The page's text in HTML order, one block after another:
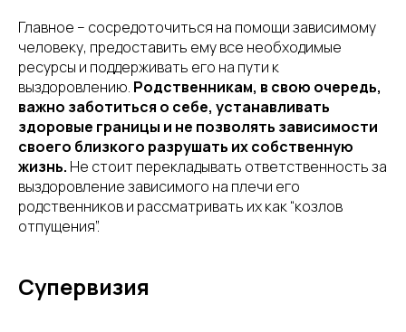
Главное – сосредоточиться на помощи зависимому
человеку, предоставить ему все необходимые
ресурсы и поддерживать его на пути к
выздоровлению. Родственникам, в свою очередь,
важно заботиться о себе, устанавливать
здоровые границы и не позволять зависимости
своего близкого разрушать их собственную
жизнь. Не стоит перекладывать ответственность за
выздоровление зависимого на плечи его
родственников и рассматривать их как “козлов
отпущения”.
Супервизия